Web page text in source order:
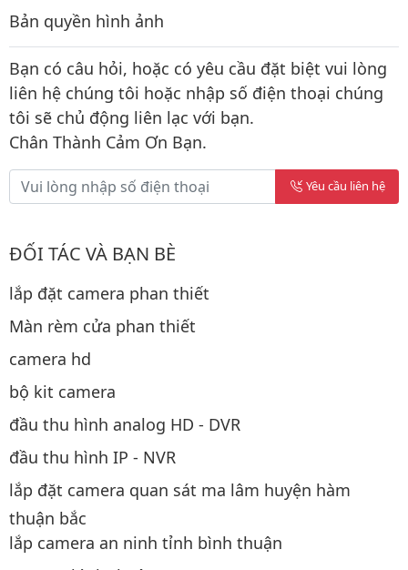
Bản quyền hình ảnh
Bạn có câu hỏi, hoặc có yêu cầu đặt biệt vui lòng
liên hệ chúng tôi hoặc nhập số điện thoại chúng
tôi sẽ chủ động liên lạc với bạn.
Chân Thành Cảm Ơn Bạn.
Yêu cầu liên hệ
ĐỐI TÁC VÀ BẠN BÈ
lắp đặt camera phan thiết
Màn rèm cửa phan thiết
camera hd
bộ kit camera
đầu thu hình analog HD - DVR
đầu thu hình IP - NVR
lắp đặt camera quan sát ma lâm huyện hàm
thuận bắc
lắp camera an ninh tỉnh bình thuận